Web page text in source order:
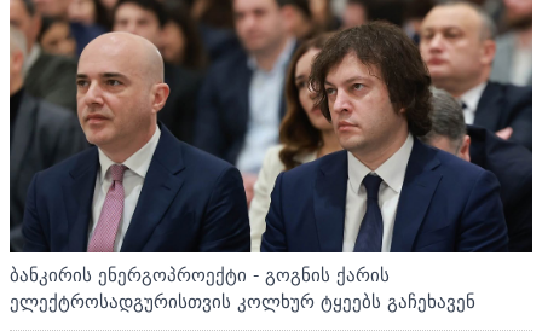
ბანკირის ენერგოპროექტი - გოგნის ქარის
ელექტროსადგურისთვის კოლხურ ტყეებს გაჩეხავენ